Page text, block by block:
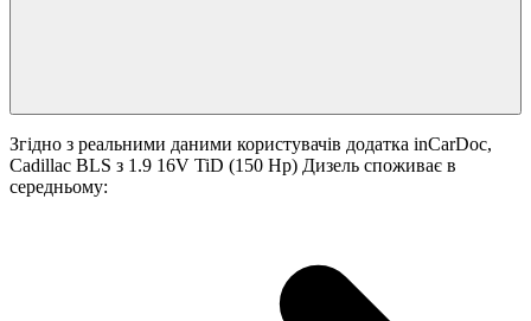
Згідно з реальними даними користувачів додатка inCarDoc,
Cadillac BLS з 1.9 16V TiD (150 Hp) Дизель споживає в
середньому: